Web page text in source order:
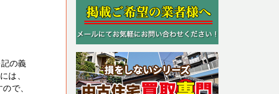
の義
は、
で、